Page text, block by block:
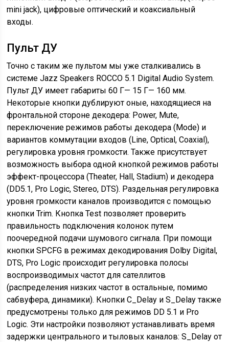
mini jack), цифровые оптический и коаксиальный
входы.
Пульт ДУ
Точно с таким же пультом мы уже сталкивались в
системе Jazz Speakers ROCCO 5.1 Digital Audio System.
Пульт ДУ имеет габариты 60 Г— 15 Г— 160 мм.
Некоторые кнопки дублируют оные, находящиеся на
фронтальной стороне декодера: Power, Mute,
переключение режимов работы декодера (Mode) и
вариантов коммутации входов (Line, Optical, Coaxial),
регулировка уровня громкости. Также присутствует
возможность выбора одной кнопкой режимов работы
эффект-процессора (Theater, Hall, Stadium) и декодера
(DD5.1, Pro Logic, Stereo, DTS). Раздельная регулировка
уровня громкости каналов производится с помощью
кнопки Trim. Кнопка Test позволяет проверить
правильность подключения колонок путем
поочередной подачи шумового сигнала. При помощи
кнопки SPCFG в режимах декодирования Dolby Digital,
DTS, Pro Logic происходит регулировка полосы
воспроизводимых частот для сателлитов
(распределения низких частот в остальные, помимо
сабвуфера, динамики). Кнопки C_Delay и S_Delay также
предусмотрены только для режимов DD 5.1 и Pro
Logic. Эти настройки позволяют устанавливать время
задержки центрального и тыловых каналов: S_Delay от